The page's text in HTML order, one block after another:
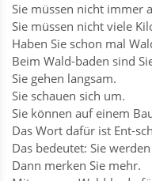
Sie müssen nicht immer
Sie müssen nicht viele
Haben Sie schon mal
Beim Wald-baden sind
Sie gehen langsam.
Sie schauen sich um.
Sie können auf einem
Das Wort dafür ist Ent-
Das bedeutet: Sie
Dann merken Sie mehr.